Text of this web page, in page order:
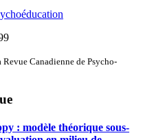
Canadienne de Psycho-
: modèle théorique sous-